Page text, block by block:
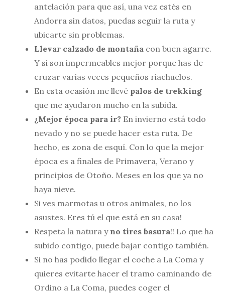
antelación para que así, una vez estés en
Andorra sin datos, puedas seguir la ruta y
ubicarte sin problemas.
Llevar calzado de montaña con buen agarre.
Y si son impermeables mejor porque has de
cruzar varias veces pequeños riachuelos.
En esta ocasión me llevé palos de trekking
que me ayudaron mucho en la subida.
¿Mejor época para ir? En invierno está todo
nevado y no se puede hacer esta ruta. De
hecho, es zona de esquí. Con lo que la mejor
época es a finales de Primavera, Verano y
principios de Otoño. Meses en los que ya no
haya nieve.
Si ves marmotas u otros animales, no los
asustes. Eres tú el que está en su casa!
Respeta la natura y no tires basura!! Lo que ha
subido contigo, puede bajar contigo también.
Si no has podido llegar el coche a La Coma y
quieres evitarte hacer el tramo caminando de
Ordino a La Coma, puedes coger el